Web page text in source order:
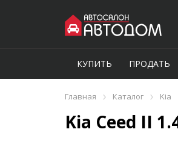
КУПИТЬ ПРОДАТЬ
Главная › Каталог › Kia
Kia Ceed II